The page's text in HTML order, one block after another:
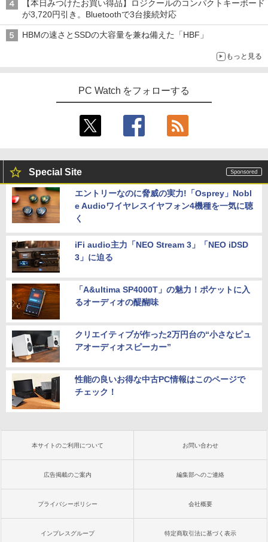
【本日みつけたお買い得品】ロジクールのコンパクトキーボード
が3,720円引き。Bluetoothで3台接続対応
HBMの速さとSSDの大容量を兼ね備えた「HBF」
もっと見る
PC Watch をフォローする
Special Site
エントリーなのに脅威の実力!「Osprey」Nobl
e Audioワイヤレスイヤフォン4機種を一気に聴
く
iFi audio主力「NEO Stream 3」「NEO iDSD
3」に迫る
「A&ultima SP4000T」の魅力！ポケットに入
るオーディオの醍醐味
クリエイティブが作った2万円台の“小さなピュ
アオーディオスピーカー”
性能の良いお得な中古PC情報はこのページで
チェック！
本サイトのご利用について お問い合わせ
広告掲載のご案内 編集部へのご連絡
プライバシーポリシー 会社概要
インプレスグループ 特定商取引法に基づく表示